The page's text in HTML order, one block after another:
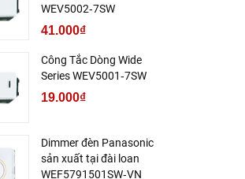
WEV5002‑7SW
41.000₫
Công Tắc Dòng Wide
Series WEV5001‑7SW
19.000₫
Dimmer đèn Panasonic
sản xuất tại đài loan
WEF5791501SW‑VN